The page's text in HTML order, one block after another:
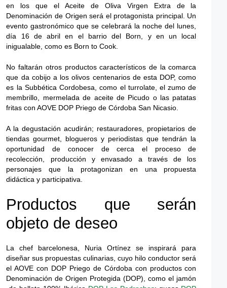
en los que el Aceite de Oliva Virgen Extra de la
Denominación de Origen será el protagonista principal. Un
evento gastronómico que se celebrará la noche del lunes,
día 16 de abril en el barrio del Born, y en un local
inigualable, como es Born to Cook.
No faltarán otros productos característicos de la comarca
que da cobijo a los olivos centenarios de esta DOP, como
es la Subbética Cordobesa, como el turrolate, el zumo de
membrillo, mermelada de aceite de Picudo o las patatas
fritas con AOVE DOP Priego de Córdoba San Nicasio.
A la degustación acudirán; restauradores, propietarios de
tiendas gourmet, blogueros y periodistas que tendrán la
oportunidad de conocer de cerca el proceso de
recolección, producción y envasado a través de los
personajes que la protagonizan en una propuesta
didáctica y participativa.
Productos que serán
objeto de deseo
La chef barcelonesa, Nuria Ortínez se inspirará para
diseñar sus propuestas culinarias, cuyo hilo conductor será
el AOVE con DOP Priego de Córdoba con productos con
Denominación de Origen Protegida (DOP), como el jamón